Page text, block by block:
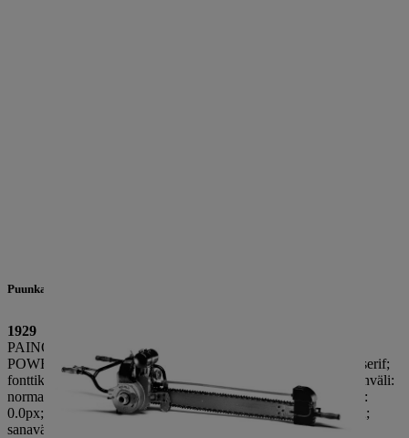
Puunkaatokone tyyppi A
1929
PAINO: 46 KG
POWER: 4,4 kW / 6 hv STIHL-Contraface-Text, Arial, sans-serif;
fonttikoko: 14.0px; font-style: normal; font-weight: 400; kirjainväli:
normaali; orvot: 2; tekstin tasaus: vasemmalle; tekstin sisennys:
0.0px; tekstinmuunnos: ei mitään; tyhjä tila: normaali; lesket: 2;
sanaväli: 0.0px;">